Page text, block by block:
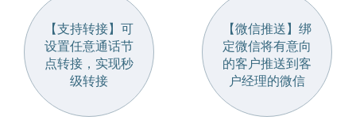
【支持转接】可
设置任意通话节
点转接，实现秒
级转接
【微信推送】绑
定微信将有意向
的客户推送到客
户经理的微信